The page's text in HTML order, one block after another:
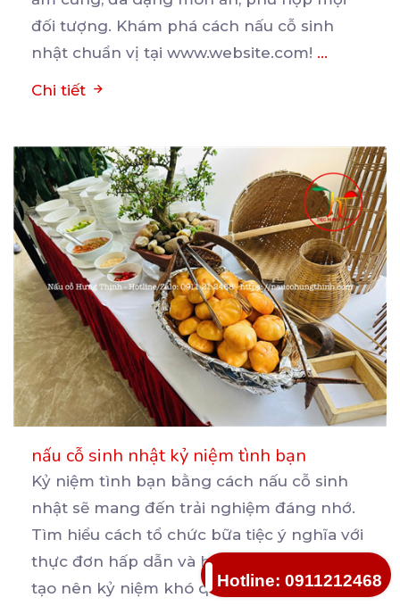
đối tượng. Khám phá cách nấu cỗ sinh
nhật chuẩn vị tại www.website.com! ...
Chi tiết
nấu cỗ sinh nhật kỷ niệm tình bạn
Kỷ niệm tình bạn bằng cách nấu cỗ sinh
nhật sẽ mang đến trải nghiệm đáng nhớ.
Tìm hiểu cách tổ chức bữa tiệc ý nghĩa với
thực đơn hấp dẫn và hoạt động vui nhộn,
tạo nên kỷ niệm khó quên bên bạn bè....
Hotline: 0911212468